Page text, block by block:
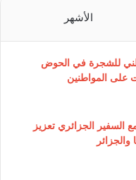
الأشهر
للشجرة في الحوض
على المواطنين
السفير الجزائري تعزيز
والجزائر